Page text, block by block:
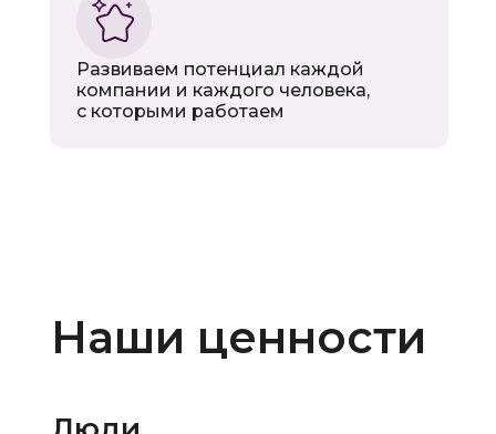
Развиваем потенциал каждой
компании и каждого человека,
с которыми работаем
Наши ценности